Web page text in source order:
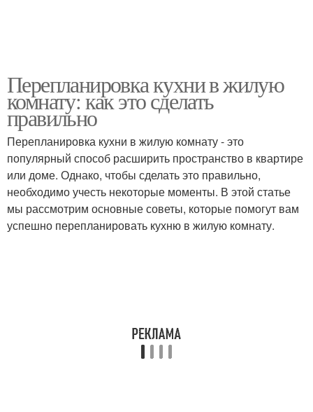
Перепланировка кухни в жилую
комнату: как это сделать
правильно
Перепланировка кухни в жилую комнату - это
популярный способ расширить пространство в квартире
или доме. Однако, чтобы сделать это правильно,
необходимо учесть некоторые моменты. В этой статье
мы рассмотрим основные советы, которые помогут вам
успешно перепланировать кухню в жилую комнату.